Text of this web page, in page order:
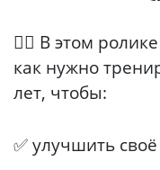
🏊‍♂️ В этом
как нужно
лет, чтобы:
✅ улучшить